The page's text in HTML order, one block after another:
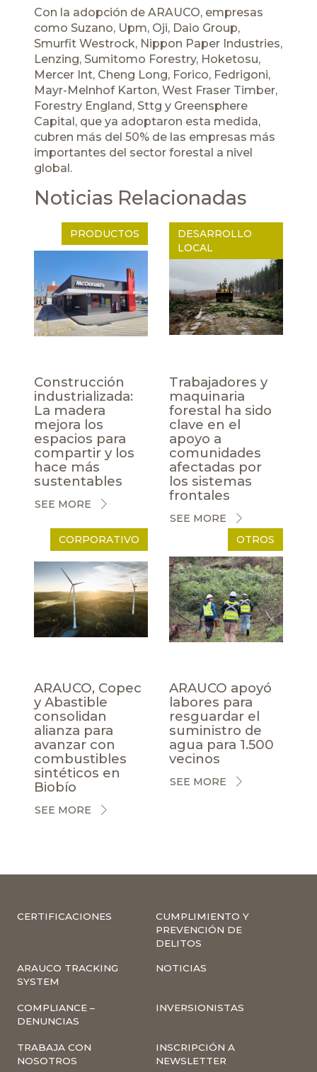
Con la adopción de ARAUCO, empresas
como Suzano, Upm, Oji, Daio Group,
Smurfit Westrock, Nippon Paper Industries,
Lenzing, Sumitomo Forestry, Hoketosu,
Mercer Int, Cheng Long, Forico, Fedrigoni,
Mayr-Melnhof Karton, West Fraser Timber,
Forestry England, Sttg y Greensphere
Capital, que ya adoptaron esta medida,
cubren más del 50% de las empresas más
importantes del sector forestal a nivel
global.
Noticias Relacionadas
PRODUCTOS
Construcción
industrializada:
La madera
mejora los
espacios para
compartir y los
hace más
sustentables
SEE MORE
DESARROLLO
LOCAL
Trabajadores y
maquinaria
forestal ha sido
clave en el
apoyo a
comunidades
afectadas por
los sistemas
frontales
SEE MORE
CORPORATIVO
ARAUCO, Copec
y Abastible
consolidan
alianza para
avanzar con
combustibles
sintéticos en
Biobío
SEE MORE
OTROS
ARAUCO apoyó
labores para
resguardar el
suministro de
agua para 1.500
vecinos
SEE MORE
CERTIFICACIONES
CUMPLIMIENTO Y
PREVENCIÓN DE
DELITOS
ARAUCO TRACKING
SYSTEM
NOTICIAS
COMPLIANCE –
DENUNCIAS
INVERSIONISTAS
TRABAJA CON
NOSOTROS
INSCRIPCIÓN A
NEWSLETTER